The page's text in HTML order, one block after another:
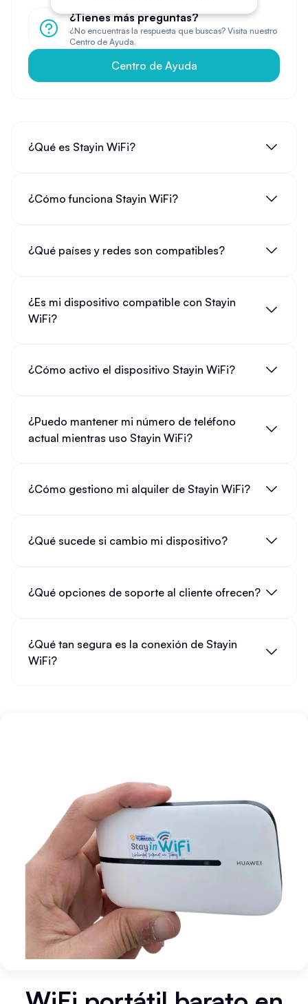
¿Tienes más preguntas?
¿No encuentras la respuesta que buscas? Visita nuestro
Centro de Ayuda.
Centro de Ayuda
¿Qué es Stayin WiFi?
¿Cómo funciona Stayin WiFi?
¿Qué países y redes son compatibles?
¿Es mi dispositivo compatible con Stayin
WiFi?
¿Cómo activo el dispositivo Stayin WiFi?
¿Puedo mantener mi número de teléfono
actual mientras uso Stayin WiFi?
¿Cómo gestiono mi alquiler de Stayin WiFi?
¿Qué sucede si cambio mi dispositivo?
¿Qué opciones de soporte al cliente ofrecen?
¿Qué tan segura es la conexión de Stayin
WiFi?